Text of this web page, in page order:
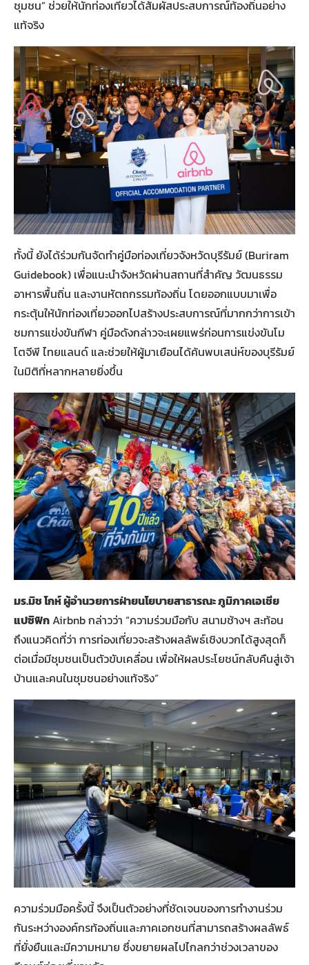
ชุมชน” ช่วยให้นักท่องเที่ยวได้สัมผัสประสบการณ์ท้องถิ่นอย่าง
แท้จริง
ทั้งนี้ ยังได้ร่วมกันจัดทำคู่มือท่องเที่ยวจังหวัดบุรีรัมย์ (Buriram
Guidebook) เพื่อแนะนำจังหวัดผ่านสถานที่สำคัญ วัฒนธรรม
อาหารพื้นถิ่น และงานหัตถกรรมท้องถิ่น โดยออกแบบมาเพื่อ
กระตุ้นให้นักท่องเที่ยวออกไปสร้างประสบการณ์ที่มากกว่าการเข้า
ชมการแข่งขันกีฬา คู่มือดังกล่าวจะเผยแพร่ก่อนการแข่งขันโม
โตจีพี ไทยแลนด์ และช่วยให้ผู้มาเยือนได้ค้นพบเสน่ห์ของบุรีรัมย์
ในมิติที่หลากหลายยิ่งขึ้น
มร.มิช โกห์ ผู้อำนวยการฝ่ายนโยบายสาธารณะ ภูมิภาคเอเชีย
แปซิฟิกAirbnb กล่าวว่า “ความร่วมมือกับ สนามช้างฯ สะท้อน
ถึงแนวคิดที่ว่า การท่องเที่ยวจะสร้างผลลัพธ์เชิงบวกได้สูงสุดก็
ต่อเมื่อมีชุมชนเป็นตัวขับเคลื่อน เพื่อให้ผลประโยชน์กลับคืนสู่เจ้า
บ้านและคนในชุมชนอย่างแท้จริง”
ความร่วมมือครั้งนี้ จึงเป็นตัวอย่างที่ชัดเจนของการทำงานร่วม
กันระหว่างองค์กรท้องถิ่นและภาคเอกชนที่สามารถสร้างผลลัพธ์
ที่ยั่งยืนและมีความหมาย ซึ่งขยายผลไปไกลกว่าช่วงเวลาของ